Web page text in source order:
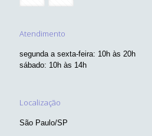
Atendimento
segunda a sexta-feira: 10h às 20h
sábado: 10h às 14h
Localização
São Paulo/SP